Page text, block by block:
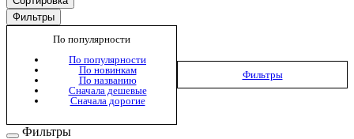
Фильтры
По популярности
По популярности
По новинкам
По названию
Сначала дешевые
Сначала дорогие
Фильтры
Фильтры